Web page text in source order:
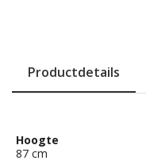
Productdetails
Hoogte
87 cm